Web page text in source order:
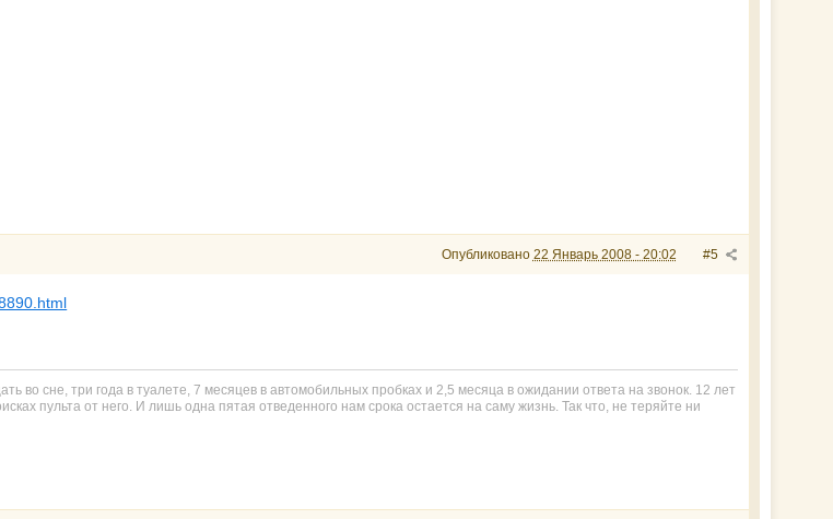
#5
Опубликовано 22 Январь 2008 - 20:02
во сне, три года в туалете, 7 месяцев в автомобильных пробках и 2,5 месяца в ожидании ответа на звонок. 12 лет
пульта от него. И лишь одна пятая отведенного нам срока остается на саму жизнь. Так что, не теряйте ни